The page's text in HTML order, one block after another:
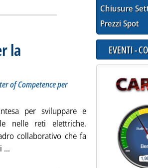
la
di go-to-market. Center of Competence per
of Competence per
per sviluppare e
nelle reti elettriche.
collaborativo che fa
... Leggi tutta la notizia: 'Reti, accordo
Chiusure
Prezzi Spot
EVENTI -